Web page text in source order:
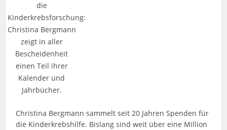
die
Kinderkrebsforschung:
Christina Bergmann
zeigt in aller
Bescheidenheit
einen Teil ihrer
Kalender und
Jahrbücher.
Christina Bergmann sammelt seit 20 Jahren Spenden für
die Kinderkrebshilfe. Bislang sind weit über eine Million